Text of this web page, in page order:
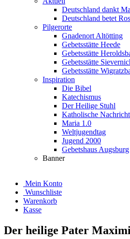
Deutschland dankt
Deutschland betet
Pilgerorte
Gnadenort Altötting
Gebetsstätte Heede
Gebetsstätte
Gebetsstätte
Gebetsstätte
Inspiration
Die Bibel
Katechismus
Der Heilige Stuhl
Katholische
Maria 1.0
Weltjugendtag
Jugend 2000
Gebetshaus Augsburg
Banner
Mein Konto
Wunschliste
Warenkorb
Kasse
Der heilige Pater